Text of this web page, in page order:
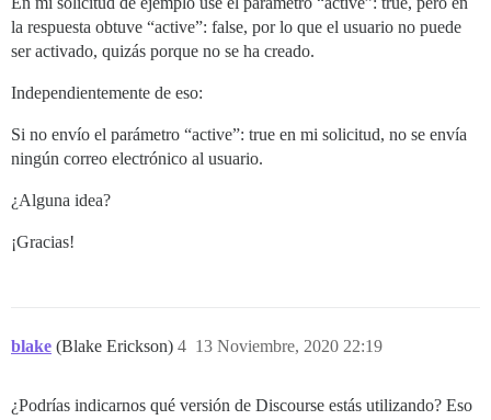
la respuesta obtuve “active”: false, por lo que el usuario no puede
ser activado, quizás porque no se ha creado.
Independientemente de eso:
Si no envío el parámetro “active”: true en mi solicitud, no se envía
ningún correo electrónico al usuario.
¿Alguna idea?
¡Gracias!
blake (Blake Erickson) 13 Noviembre, 2020 22:19
4
¿Podrías indicarnos qué versión de Discourse estás utilizando? Eso